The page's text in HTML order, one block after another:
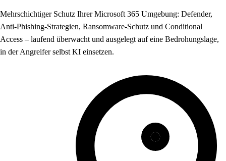
Mehrschichtiger Schutz Ihrer Microsoft 365 Umgebung: Defender,
Anti-Phishing-Strategien, Ransomware-Schutz und Conditional
Access – laufend überwacht und ausgelegt auf eine Bedrohungslage,
in der Angreifer selbst KI einsetzen.